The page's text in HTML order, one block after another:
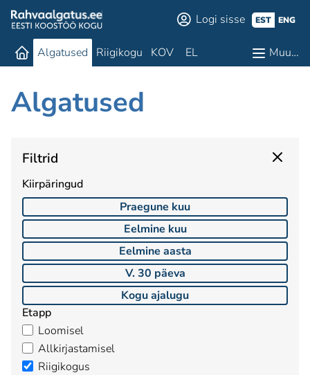
Logi sisse EST ENG
Algatused Riigikogu KOV EL Muu…
Algatused
Filtrid
Kiirpäringud
Praegune kuu
Eelmine kuu
Eelmine aasta
V. 30 päeva
Kogu ajalugu
Etapp
Loomisel
Allkirjastamisel
Riigikogus